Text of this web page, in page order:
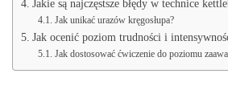
Jakie są najczęstsze błędy w technice
Jak unikać urazów kręgosłupa?
Jak ocenić poziom trudności i
Jak dostosować ćwiczenie do poziomu